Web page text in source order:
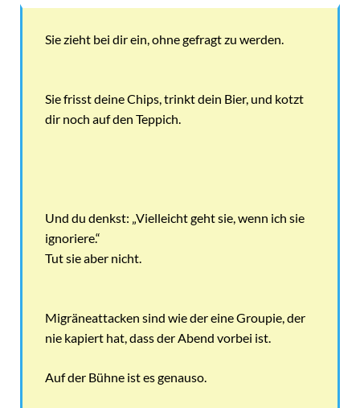
Sie zieht bei dir ein, ohne gefragt zu werden.
Sie frisst deine Chips, trinkt dein Bier, und kotzt
dir noch auf den Teppich.
Und du denkst: „Vielleicht geht sie, wenn ich sie
ignoriere.“
Tut sie aber nicht.
Migräneattacken sind wie der eine Groupie, der
nie kapiert hat, dass der Abend vorbei ist.
Auf der Bühne ist es genauso.